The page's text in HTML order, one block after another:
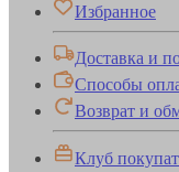
Избранное
Доставка и
Способы
Возврат и
Клуб